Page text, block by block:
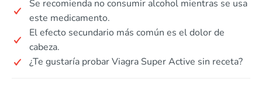
Se recomienda no consumir alcohol mientras se usa
este medicamento.
El efecto secundario más común es el dolor de
cabeza.
¿Te gustaría probar Viagra Super Active sin receta?